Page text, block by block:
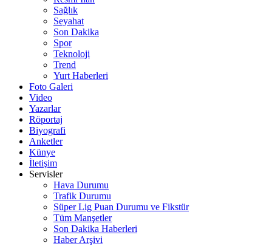
Sağlık
Seyahat
Son Dakika
Spor
Teknoloji
Trend
Yurt Haberleri
Foto Galeri
Video
Yazarlar
Röportaj
Biyografi
Anketler
Künye
İletişim
Servisler
Hava Durumu
Trafik Durumu
Süper Lig Puan Durumu ve Fikstür
Tüm Manşetler
Son Dakika Haberleri
Haber Arşivi